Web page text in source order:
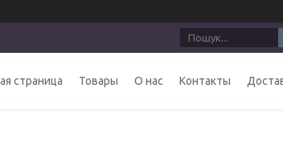
страница Товары О нас Контакты